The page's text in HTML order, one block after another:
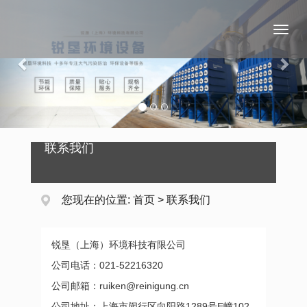
联系我们
您现在的位置: 首页> 联系我们
锐垦（上海）环境科技有限公司
公司电话：021-52216320
公司邮箱：ruiken@reinigung.cn